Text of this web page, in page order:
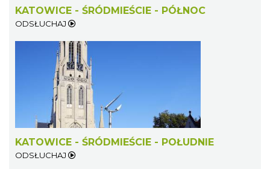
KATOWICE - ŚRÓDMIEŚCIE - PÓŁNOC
ODSŁUCHAJ
KATOWICE - ŚRÓDMIEŚCIE - POŁUDNIE
ODSŁUCHAJ